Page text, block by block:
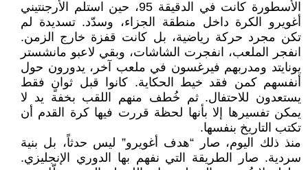
الأسطورة كانت في الدقيقة 95، حين استلم الأرجنتيني
أغويرو الكرة داخل منطقة الجزاء، وسدّد. تسديدة لم
تكن مجرد حركة رياضية، بل كانت قفزة خارج الزمن.
انفجر الملعب، انفجرت الشاشات، وبقي لاعبو مانشستر
يونايتد ومدربهم فيرغسون في ملعب آخر، يدورون حول
أنفسهم كمن فقد خيط الحكاية. كانوا قبل ثوانٍ فقط
يستعدون للاحتفال. ثم خُطف منهم اللقب بخفة يد لا
يمكن تفسيرها إلا بأنها لحظة قررت فيها كرة القدم أن
تكتب التاريخ بنفسها.
منذ ذلك اليوم، صار “هدف أغويرو” ليس حدثاً، بل بنية
سردية. صار الطريقة التي نفهم بها الدوري الإنجليزي.